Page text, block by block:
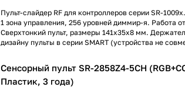
Пульт-слайдер RF для контроллеров серии SR-
1 зона управления, 256 уровней диммир-я. Работа
Сверхтонкий пульт, размеры 141x35x8 мм.
дизайну пульты в серии SMART (устройства не
Сенсорный пульт SR-2858Z4-5CH
Пластик, 3 года)